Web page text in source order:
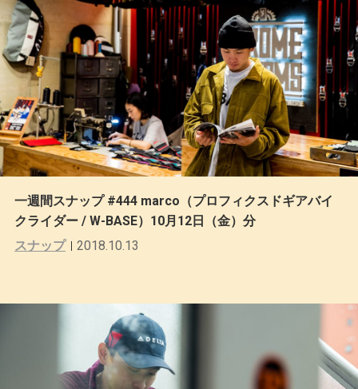
一週間スナップ #444 marco（プロフィクスドギアバイ
クライダー / W-BASE）10月12日（金）分
スナップ
2018.10.13